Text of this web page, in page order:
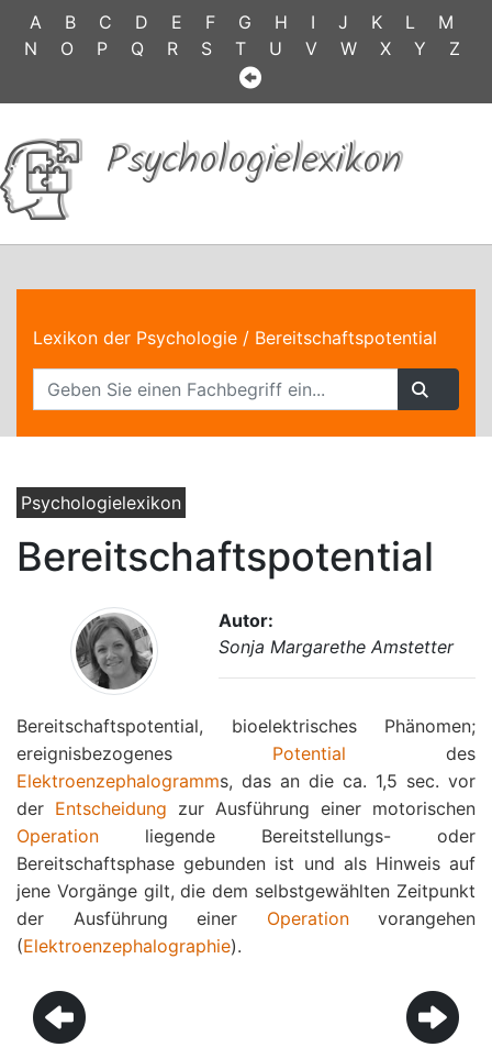
A B C D E F G H I J K L
M
N
O P Q R S T U V W X Y Z
Psychologielexikon
Lexikon der Psychologie / Bereitschaftspotential
Psychologielexikon
Bereitschaftspotential
Autor:
Sonja Margarethe Amstetter
Bereitschaftspotential, bioelektrisches Phänomen;
ereignisbezogenes Potential des
Elektroenzephalogramms, das an die ca. 1,5 sec. vor
der Entscheidung zur Ausführung einer motorischen
Operation liegende Bereitstellungs- oder
Bereitschaftsphase gebunden ist und als Hinweis auf
jene Vorgänge gilt, die dem selbstgewählten Zeitpunkt
der Ausführung einer Operationvorangehen
(Elektroenzephalographie).